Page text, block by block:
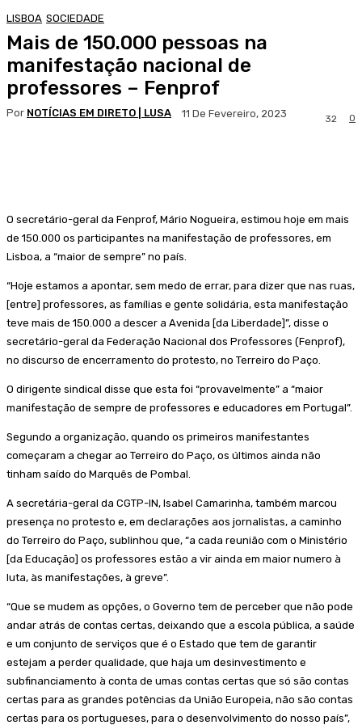
LISBOA SOCIEDADE
Mais de 150.000 pessoas na
manifestação nacional de
professores – Fenprof
Por NOTÍCIAS EM DIRETO | LUSA 11 De Fevereiro, 2023 0
32
O secretário-geral da Fenprof, Mário Nogueira, estimou hoje em mais
de 150.000 os participantes na manifestação de professores, em
Lisboa, a “maior de sempre” no país.
“Hoje estamos a apontar, sem medo de errar, para dizer que nas ruas,
[entre] professores, as famílias e gente solidária, esta manifestação
teve mais de 150.000 a descer a Avenida [da Liberdade]”, disse o
secretário-geral da Federação Nacional dos Professores (Fenprof),
no discurso de encerramento do protesto, no Terreiro do Paço.
O dirigente sindical disse que esta foi “provavelmente” a “maior
manifestação de sempre de professores e educadores em Portugal”.
Segundo a organização, quando os primeiros manifestantes
começaram a chegar ao Terreiro do Paço, os últimos ainda não
tinham saído do Marquês de Pombal.
A secretária-geral da CGTP-IN, Isabel Camarinha, também marcou
presença no protesto e, em declarações aos jornalistas, a caminho
do Terreiro do Paço, sublinhou que, “a cada reunião com o Ministério
[da Educação] os professores estão a vir ainda em maior numero à
luta, às manifestações, à greve”.
“Que se mudem as opções, o Governo tem de perceber que não pode
andar atrás de contas certas, deixando que a escola pública, a saúde
e um conjunto de serviços que é o Estado que tem de garantir
estejam a perder qualidade, que haja um desinvestimento e
subfinanciamento à conta de umas contas certas que só são contas
certas para as grandes potências da União Europeia, não são contas
certas para os portugueses, para o desenvolvimento do nosso país”,